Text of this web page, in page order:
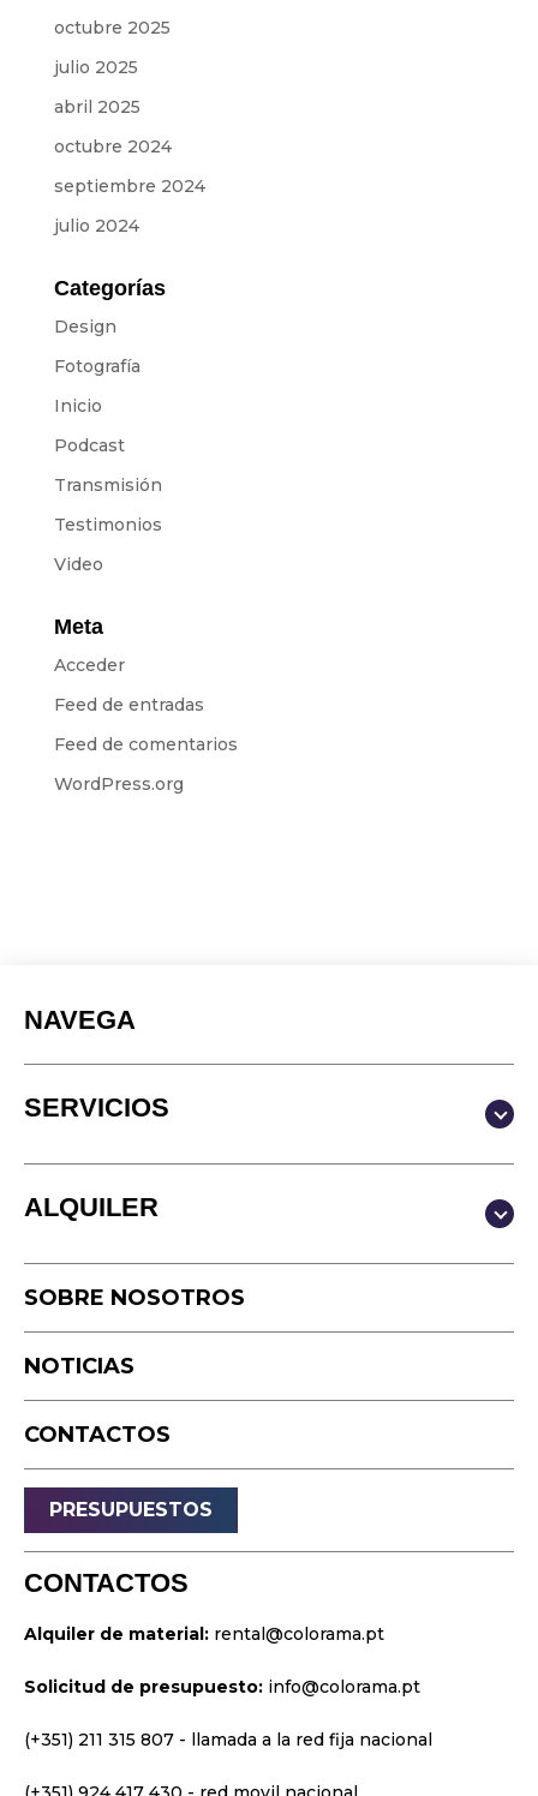
octubre 2025
julio 2025
abril 2025
octubre 2024
septiembre 2024
julio 2024
Categorías
Design
Fotografía
Inicio
Podcast
Transmisión
Testimonios
Video
Meta
Acceder
Feed de entradas
Feed de comentarios
WordPress.org
NAVEGA
SERVICIOS
Producción y Contenidos
Video
Podcast
Cámara rápida
Drone
Sonido
Luz
Palcos
Sitios web
Identidad visual
ALQUILER
Estudio
Equipo
SOBRE NOSOTROS
NOTICIAS
CONTACTOS
PRESUPUESTOS
CONTACTOS
Alquiler de material: rental@colorama.pt
Solicitud de presupuesto: info@colorama.pt
(+351) 211 315 807 - llamada a la red fija nacional